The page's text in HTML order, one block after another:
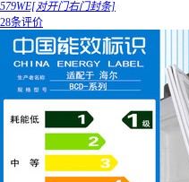
579WE[对开门右门封条]
28条评价